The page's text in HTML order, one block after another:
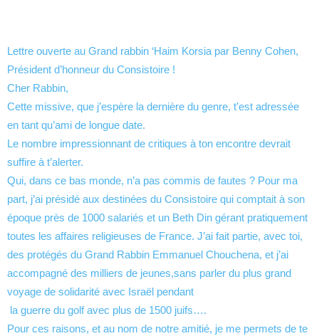
Lettre ouverte au Grand rabbin ‘Haim Korsia par Benny Cohen,
Président d’honneur du Consistoire !
Cher Rabbin,
Cette missive, que j’espère la dernière du genre, t’est adressée
en tant qu’ami de longue date.
Le nombre impressionnant de critiques à ton encontre devrait
suffire à t’alerter.
Qui, dans ce bas monde, n’a pas commis de fautes ? Pour ma
part, j’ai présidé aux destinées du Consistoire qui comptait à son
époque près de 1000 salariés et un Beth Din gérant pratiquement
toutes les affaires religieuses de France. J’ai fait partie, avec toi,
des protégés du Grand Rabbin Emmanuel Chouchena, et j’ai
accompagné des milliers de jeunes,sans parler du plus grand
voyage de solidarité avec Israël pendant
la guerre du golf avec plus de 1500 juifs….
Pour ces raisons, et au nom de notre amitié, je me permets de te